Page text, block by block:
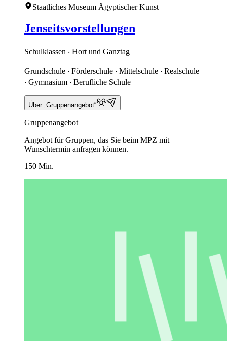
Staatliches Museum Ägyptischer Kunst
Jenseitsvorstellungen
Schulklassen ‧ Hort und Ganztag
Grundschule ‧ Förderschule ‧ Mittelschule ‧ Realschule
‧ Gymnasium ‧ Berufliche Schule
Über „Gruppenangebot“
Gruppenangebot
Angebot für Gruppen, das Sie beim MPZ mit
Wunschtermin anfragen können.
150 Min.